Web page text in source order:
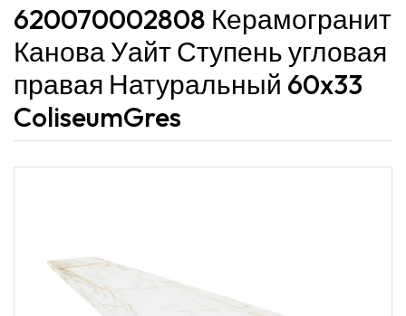
620070002808 Керамогранит
Канова Уайт Ступень угловая
правая Натуральный 60x33
ColiseumGres